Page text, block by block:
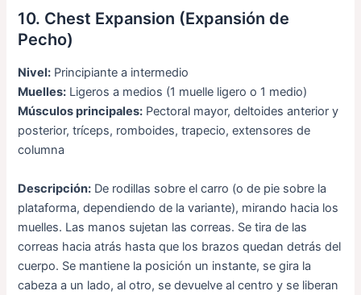
10. Chest Expansion (Expansión de
Pecho)
Nivel: Principiante a intermedio
Muelles: Ligeros a medios (1 muelle ligero o 1 medio)
Músculos principales: Pectoral mayor, deltoides anterior y
posterior, tríceps, romboides, trapecio, extensores de
columna
Descripción: De rodillas sobre el carro (o de pie sobre la
plataforma, dependiendo de la variante), mirando hacia los
muelles. Las manos sujetan las correas. Se tira de las
correas hacia atrás hasta que los brazos quedan detrás del
cuerpo. Se mantiene la posición un instante, se gira la
cabeza a un lado, al otro, se devuelve al centro y se liberan